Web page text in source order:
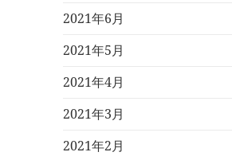
2021年6月
2021年5月
2021年4月
2021年3月
2021年2月